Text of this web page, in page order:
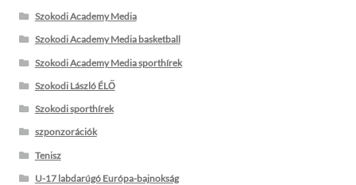
Szokodi Academy Media
Szokodi Academy Media basketball
Szokodi Academy Media sporthírek
Szokodi László ÉLŐ
Szokodi sporthírek
szponzorációk
Tenisz
U-17 labdarúgó Európa-bajnokság